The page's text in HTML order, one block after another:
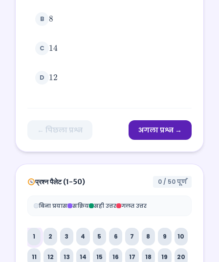
B 8
C 14
D 12
← पिछला प्रश्न अगला प्रश्न →
प्रश्न पैलेट (1-50) 0 / 50 पूर्ण
बिना प्रयास सक्रिय सही उत्तर गलत उत्तर
1 2 3 4 5 6 7 8 9 10
11 12 13 14 15 16 17 18 19 20